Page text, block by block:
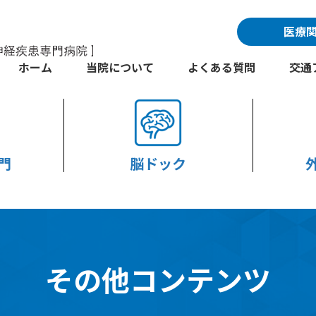
脳ドック
ホーム 当院について よくある質問 交通
医療
その他コンテンツ